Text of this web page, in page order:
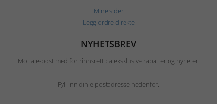
Mine sider
Legg ordre direkte
NYHETSBREV
Motta e-post med fortrinnsrett på eksklusive rabatter og nyheter.
Fyll inn din e-postadresse nedenfor.